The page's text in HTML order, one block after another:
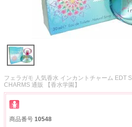
フェラガモ 人気香水 インカントチャーム EDT
CHARMS 通販 【香水学園】
商品番号 10548